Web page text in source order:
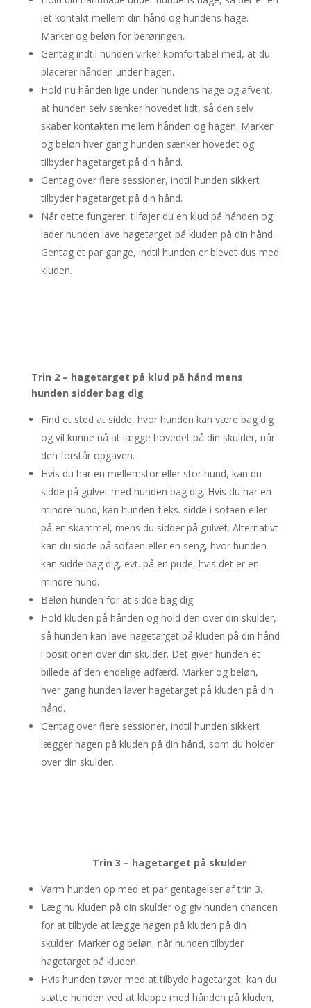
let kontakt mellem din hånd og hundens hage.
Marker og beløn for berøringen.
Gentag indtil hunden virker komfortabel med, at du
placerer hånden under hagen.
Hold nu hånden lige under hundens hage og afvent,
at hunden selv sænker hovedet lidt, så den selv
skaber kontakten mellem hånden og hagen. Marker
og beløn hver gang hunden sænker hovedet og
tilbyder hagetarget på din hånd.
Gentag over flere sessioner, indtil hunden sikkert
tilbyder hagetarget på din hånd.
Når dette fungerer, tilføjer du en klud på hånden og
lader hunden lave hagetarget på kluden på din hånd.
Gentag et par gange, indtil hunden er blevet dus med
kluden.
Trin 2 – hagetarget på klud på hånd mens
hunden sidder bag dig
Find et sted at sidde, hvor hunden kan være bag dig
og vil kunne nå at lægge hovedet på din skulder, når
den forstår opgaven.
Hvis du har en mellemstor eller stor hund, kan du
sidde på gulvet med hunden bag dig. Hvis du har en
mindre hund, kan hunden f.eks. sidde i sofaen eller
på en skammel, mens du sidder på gulvet. Alternativt
kan du sidde på sofaen eller en seng, hvor hunden
kan sidde bag dig, evt. på en pude, hvis det er en
mindre hund.
Beløn hunden for at sidde bag dig.
Hold kluden på hånden og hold den over din skulder,
så hunden kan lave hagetarget på kluden på din hånd
i positionen over din skulder. Det giver hunden et
billede af den endelige adfærd. Marker og beløn,
hver gang hunden laver hagetarget på kluden på din
hånd.
Gentag over flere sessioner, indtil hunden sikkert
lægger hagen på kluden på din hånd, som du holder
over din skulder.
Trin 3 – hagetarget på skulder
Varm hunden op med et par gentagelser af trin 3.
Læg nu kluden på din skulder og giv hunden chancen
for at tilbyde at lægge hagen på kluden på din
skulder. Marker og beløn, når hunden tilbyder
hagetarget på kluden.
Hvis hunden tøver med at tilbyde hagetarget, kan du
støtte hunden ved at klappe med hånden på kluden,